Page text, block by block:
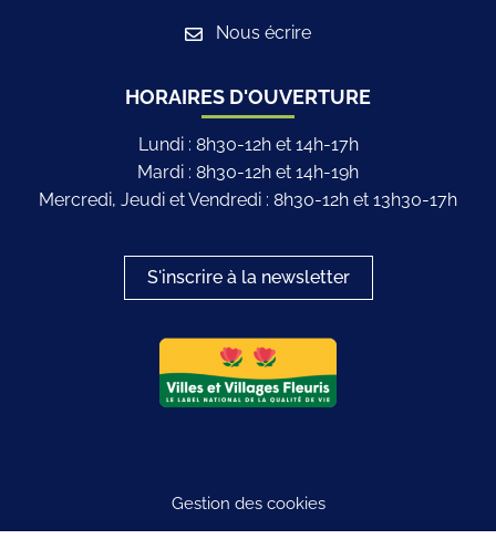
Nous écrire
HORAIRES D'OUVERTURE
Lundi : 8h30-12h et 14h-17h
Mardi : 8h30-12h et 14h-19h
Mercredi, Jeudi et Vendredi : 8h30-12h et 13h30-17h
S'inscrire à la newsletter
Logo du label
Gestion des cookies